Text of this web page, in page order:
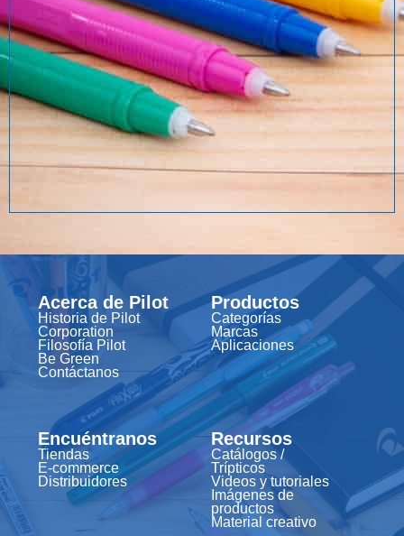
Acerca de Pilot
Historia de Pilot
Corporation
Filosofía Pilot
Be Green
Contáctanos
Productos
Categorías
Marcas
Aplicaciones
Encuéntranos
Tiendas
E-commerce
Distribuidores
Recursos
Catálogos /
Trípticos
Videos y tutoriales
Imágenes de
productos
Material creativo